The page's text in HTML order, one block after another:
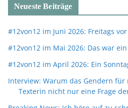
Neueste Beiträge
#12von12 im Juni 2026: Freitags
#12von12 im Mai 2026: Das war
#12von12 im April 2026: Ein
Interview: Warum das Gendern für
Texterin nicht nur eine Frage